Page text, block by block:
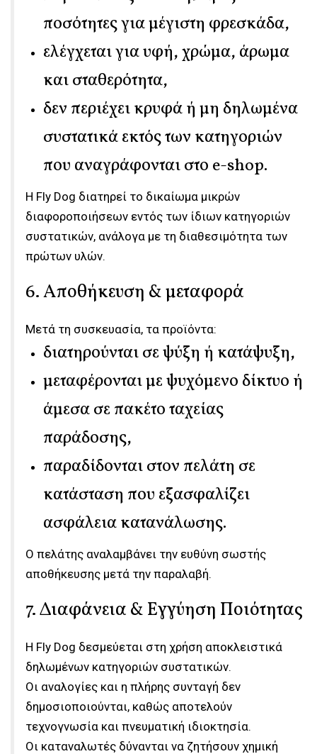
ποσότητες για μέγιστη φρεσκάδα,
ελέγχεται για υφή, χρώμα, άρωμα
και σταθερότητα,
δεν περιέχει κρυφά ή μη δηλωμένα
συστατικά εκτός των κατηγοριών
που αναγράφονται στο e-shop.
Η Fly Dog διατηρεί το δικαίωμα μικρών
διαφοροποιήσεων εντός των ίδιων κατηγοριών
συστατικών, ανάλογα με τη διαθεσιμότητα των
πρώτων υλών.
6. Αποθήκευση & μεταφορά
Μετά τη συσκευασία, τα προϊόντα:
διατηρούνται σε ψύξη ή κατάψυξη,
μεταφέρονται με ψυχόμενο δίκτυο ή
άμεσα σε πακέτο ταχείας
παράδοσης,
παραδίδονται στον πελάτη σε
κατάσταση που εξασφαλίζει
ασφάλεια κατανάλωσης.
Ο πελάτης αναλαμβάνει την ευθύνη σωστής
αποθήκευσης μετά την παραλαβή.
7. Διαφάνεια & Εγγύηση Ποιότητας
Η Fly Dog δεσμεύεται στη χρήση αποκλειστικά
δηλωμένων κατηγοριών συστατικών.
Οι αναλογίες και η πλήρης συνταγή δεν
δημοσιοποιούνται, καθώς αποτελούν
τεχνογνωσία και πνευματική ιδιοκτησία.
Οι καταναλωτές δύνανται να ζητήσουν χημική